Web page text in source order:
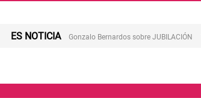
ES NOTICIA Gonzalo Bernardos sobre JUBILACIÓN